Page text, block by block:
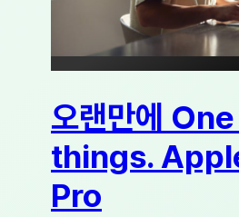
오랜만에
things.
Pro